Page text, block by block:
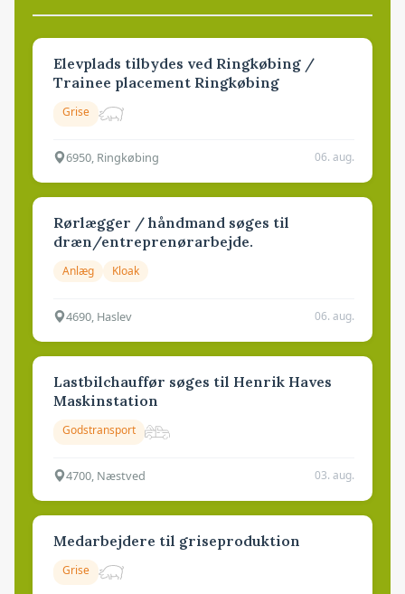
Elevplads tilbydes ved Ringkøbing /
Trainee placement Ringkøbing
Grise
6950, Ringkøbing 06. aug.
Rørlægger / håndmand søges til
dræn/entreprenørarbejde.
Anlæg Kloak
4690, Haslev 06. aug.
Lastbilchauffør søges til Henrik Haves
Maskinstation
Godstransport
4700, Næstved 03. aug.
Medarbejdere til griseproduktion
Grise